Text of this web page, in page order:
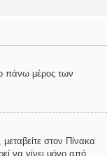
πάνω μέρος των
στον Πίνακα
να γίνει μόνο από